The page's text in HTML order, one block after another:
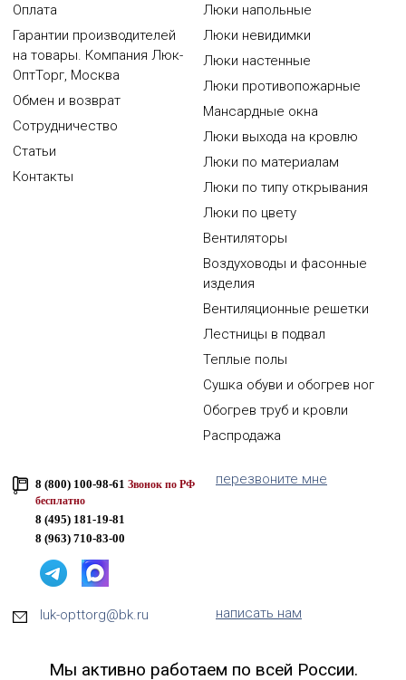
Оплата
Гарантии производителей
на товары. Компания Люк-
ОптТорг, Москва
Обмен и возврат
Сотрудничество
Статьи
Контакты
Люки напольные
Люки невидимки
Люки настенные
Люки противопожарные
Мансардные окна
Люки выхода на кровлю
Люки по материалам
Люки по типу открывания
Люки по цвету
Вентиляторы
Воздуховоды и фасонные
изделия
Вентиляционные решетки
Лестницы в подвал
Теплые полы
Сушка обуви и обогрев ног
Обогрев труб и кровли
Распродажа
8 (800) 100-98-61 Звонок по РФ
бесплатно
8 (495) 181-19-81
8 (963) 710-83-00
перезвоните мне
luk-opttorg@bk.ru написать нам
Мы активно работаем по всей России.